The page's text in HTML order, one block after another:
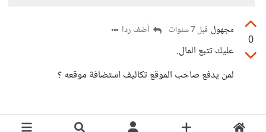
0
مجهول قبل 7 سنوات أضف ردا
عليك تتبع المال.
لمن يدفع صاحب الموقع تكاليف استضافة موقعه ؟